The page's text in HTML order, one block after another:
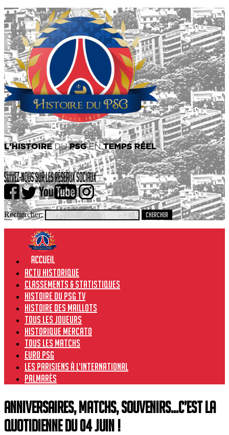
Rechercher:
Actu historique
Classements & Statistiques
Histoire du PSG TV
Histoire des maillots
Tous les joueurs
Historique Mercato
Tous les matchs
Euro PSG
Les Parisiens à l’international
Palmarès
Anniversaires, Matchs, Souvenirs…C’est la
quotidienne du 04 juin !